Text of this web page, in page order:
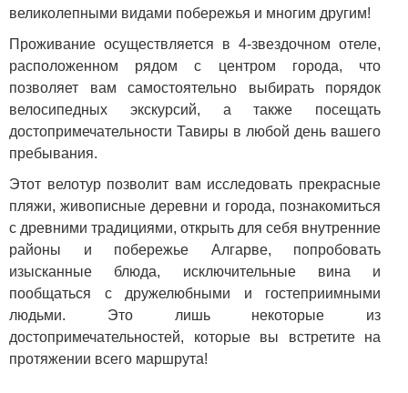
великолепными видами побережья и многим другим!
Проживание осуществляется в 4-звездочном отеле,
расположенном рядом с центром города, что
позволяет вам самостоятельно выбирать порядок
велосипедных экскурсий, а также посещать
достопримечательности Тавиры в любой день вашего
пребывания.
Этот велотур позволит вам исследовать прекрасные
пляжи, живописные деревни и города, познакомиться
с древними традициями, открыть для себя внутренние
районы и побережье Алгарве, попробовать
изысканные блюда, исключительные вина и
пообщаться с дружелюбными и гостеприимными
людьми. Это лишь некоторые из
достопримечательностей, которые вы встретите на
протяжении всего маршрута!